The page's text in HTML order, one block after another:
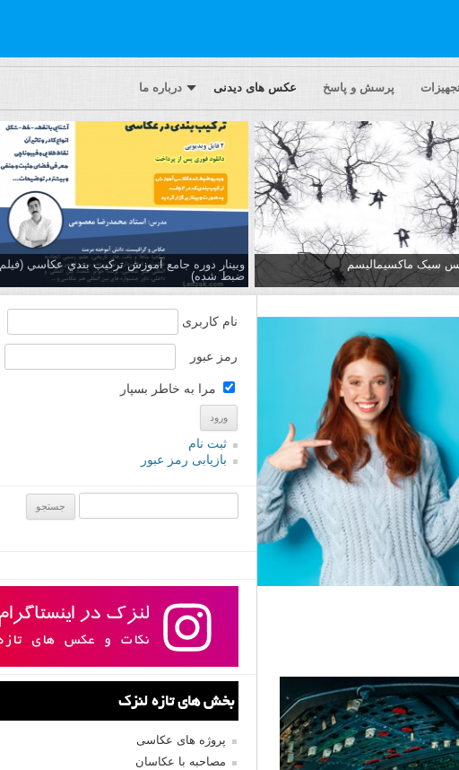
پرسش و پاسخ عکس های دیدنی درباره ما
وبینار دوره جامع آموزش تركيب بندي عكاسي (فیلم
ضبط شده)
نام کاربری
رمز عبور
مرا به خاطر بسپار
ثبت نام
بازیابی رمز عبور
بخش های تازه لنزک
پروژه های عکاسی
مصاحبه با عکاسان